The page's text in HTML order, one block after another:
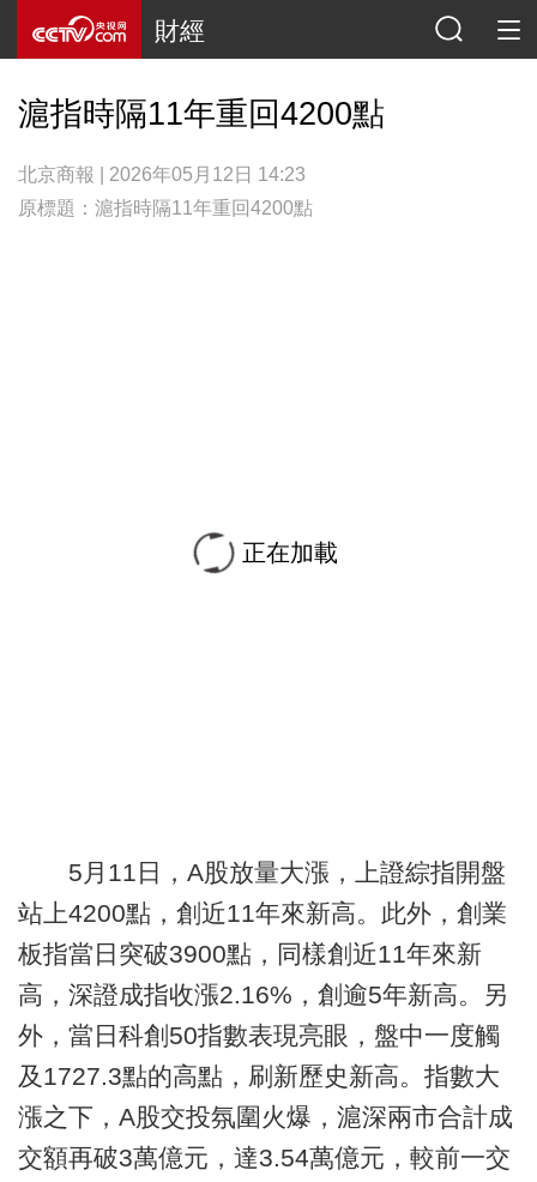
財經
滬指時隔11年重回4200點
北京商報 | 2026年05月12日 14:23
原標題：滬指時隔11年重回4200點
正在加載
5月11日，A股放量大漲，上證綜指開盤
站上4200點，創近11年來新高。此外，創業
板指當日突破3900點，同樣創近11年來新
高，深證成指收漲2.16%，創逾5年新高。另
外，當日科創50指數表現亮眼，盤中一度觸
及1727.3點的高點，刷新歷史新高。指數大
漲之下，A股交投氛圍火爆，滬深兩市合計成
交額再破3萬億元，達3.54萬億元，較前一交